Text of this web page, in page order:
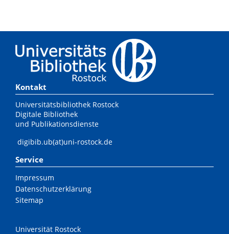
Kontakt
Universitätsbibliothek Rostock
Digitale Bibliothek
und Publikationsdienste
digibib.ub(at)uni-rostock.de
Service
Impressum
Datenschutzerklärung
Sitemap
Universität Rostock